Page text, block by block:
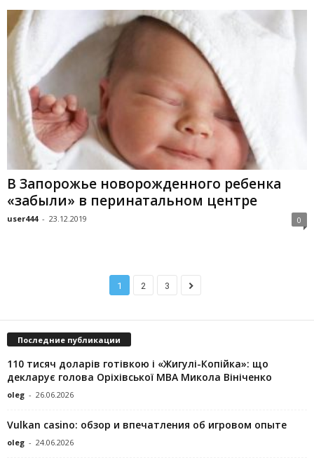
В Запорожье новорожденного ребенка
«забыли» в перинатальном центре
user444 - 23.12.2019 0
1 2 3
Последние публикации
110 тисяч доларів готівкою і «Жигулі-Копійка»: що
декларує голова Оріхівської МВА Микола Вініченко
oleg - 26.06.2026
Vulkan casino: обзор и впечатления об игровом опыте
oleg - 24.06.2026